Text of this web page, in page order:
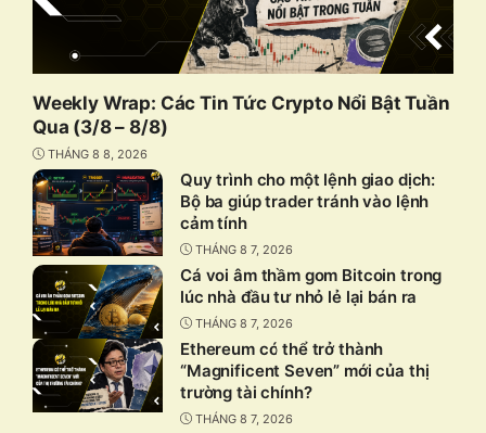
Weekly Wrap: Các Tin Tức Crypto Nổi Bật Tuần
Qua (3/8 – 8/8)
THÁNG 8 8, 2026
Quy trình cho một lệnh giao dịch:
Bộ ba giúp trader tránh vào lệnh
cảm tính
THÁNG 8 7, 2026
Cá voi âm thầm gom Bitcoin trong
lúc nhà đầu tư nhỏ lẻ lại bán ra
THÁNG 8 7, 2026
Ethereum có thể trở thành
“Magnificent Seven” mới của thị
trường tài chính?
THÁNG 8 7, 2026